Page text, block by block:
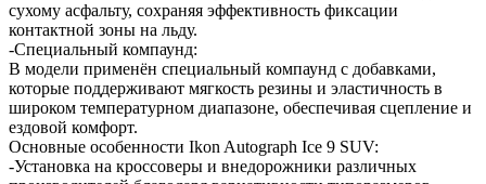
сухому асфальту, сохраняя эффективность фиксации
контактной зоны на льду.
-Специальный компаунд:
В модели применён специальный компаунд с добавками,
которые поддерживают мягкость резины и эластичность в
широком температурном диапазоне, обеспечивая сцепление и
ездовой комфорт.
Основные особенности Ikon Autograph Ice 9 SUV:
-Установка на кроссоверы и внедорожники различных